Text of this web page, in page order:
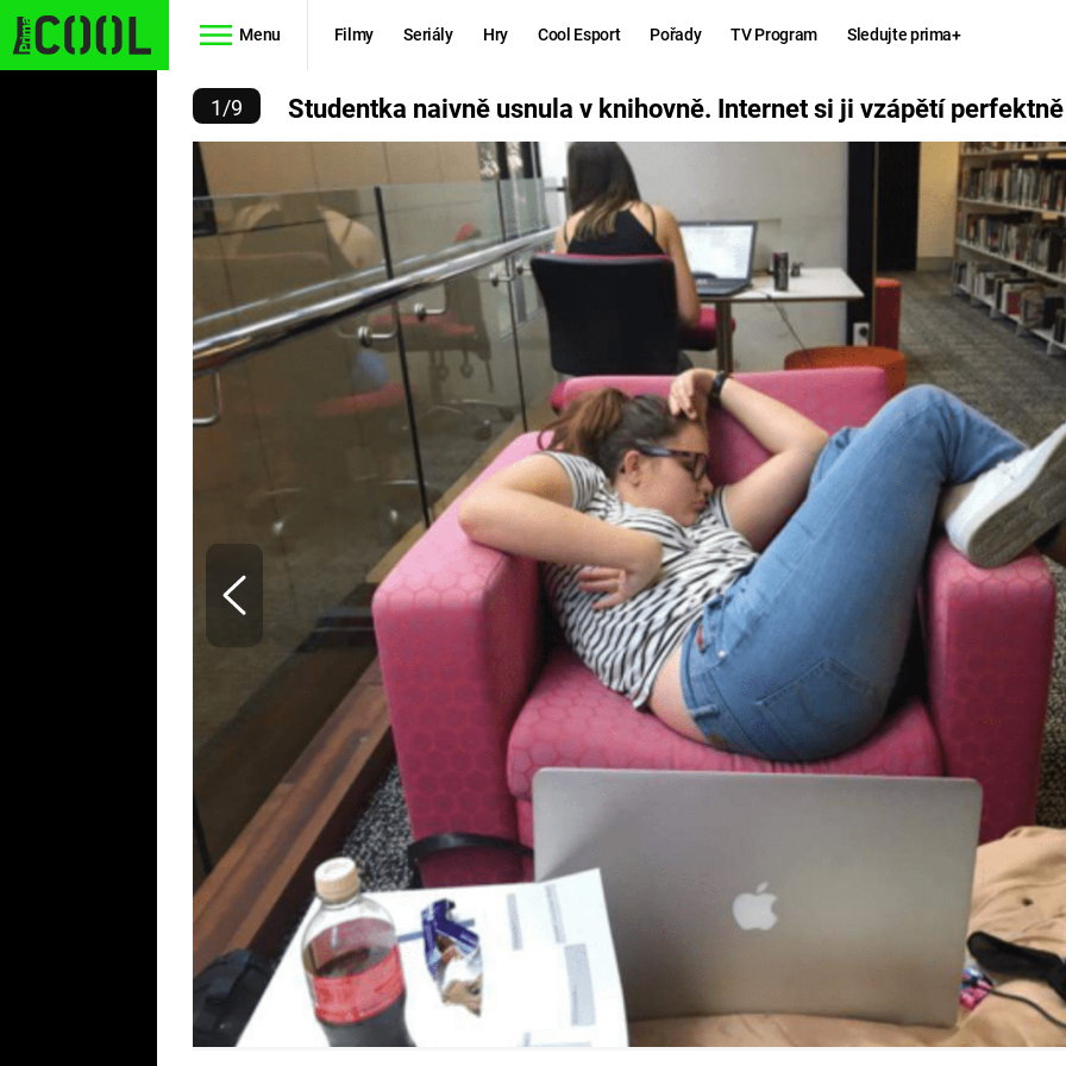
Menu Filmy Seriály Hry Cool Esport Pořady TV Program Sledujte prima+
SIMPSONOVI
STAR WARS
AVENGERS
RYCHLE A
ZBĚSILE 10
PREDÁTOR
MAFIA
GTA 6
KINGDOM
COME:
DELIVERANCE
ESPORT
Zábava
CHUCK
NORRIS
INTERNET SI JI VZÁPĚTÍ PERFEKTNĚ
1/9 Studentka naivně usnula v knihovně. Internet si ji vzápětí